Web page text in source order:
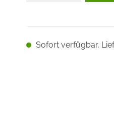
Sofort verfügbar,